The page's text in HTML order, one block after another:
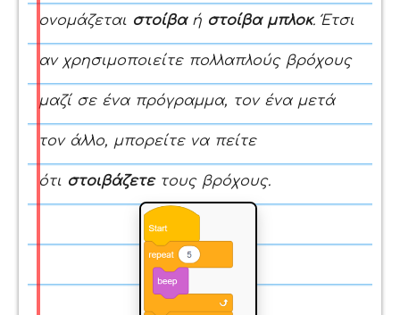
ονομάζεται στοίβαή στοίβα μπλοκ. Έτσι
αν χρησιμοποιείτε πολλαπλούς βρόχους
μαζί σε ένα πρόγραμμα, τον ένα μετά
τον άλλο, μπορείτε να πείτε
ότι στοιβάζετετους βρόχους.